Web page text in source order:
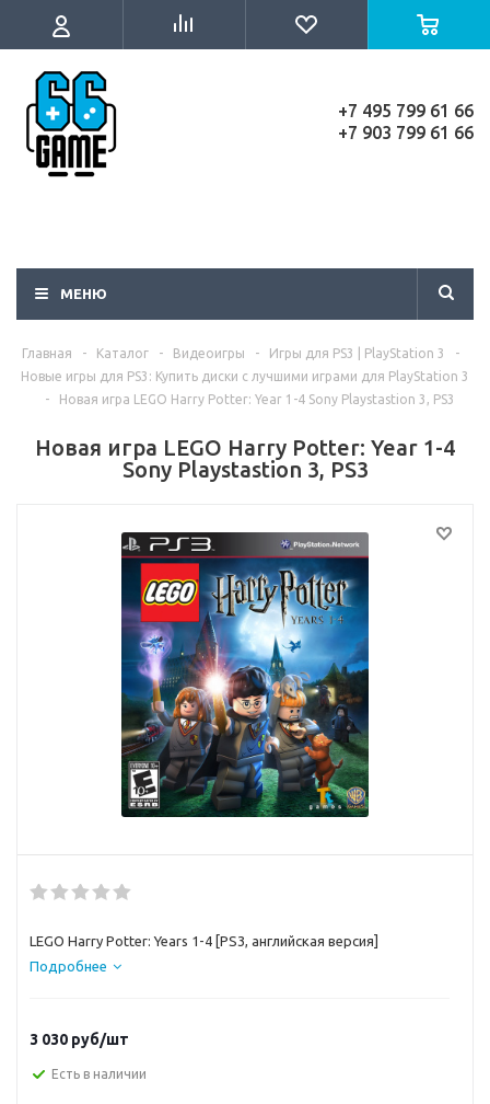
+7 495 799 61 66
+7 903 799 61 66
МЕНЮ
Главная - Каталог - Видеоигры - Игры для PS3 | PlayStation 3
-
Новые игры для PS3: Купить диски с лучшими играми для PlayStation 3
-
Новая игра LEGO Harry Potter: Year 1-4 Sony Playstastion 3, PS3
Новая игра LEGO Harry Potter: Year 1-4
Sony Playstastion 3, PS3
LEGO Harry Potter: Years 1-4 [PS3, английская версия]
Подробнее
3 030 руб/шт
Есть в наличии